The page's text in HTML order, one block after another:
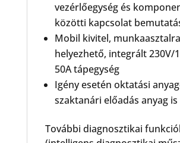
vezérlőegység és
közötti kapcsolat
Mobil kivitel, munkaasztalra
helyezhető, integrált 230V/
50A tápegység
Igény esetén oktatási
szaktanári előadás anyag
További diagnosztikai